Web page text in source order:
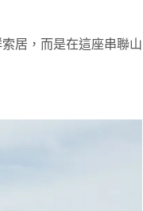
居，而是在這座串聯山